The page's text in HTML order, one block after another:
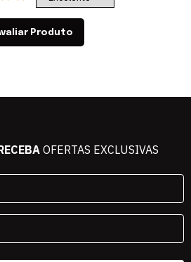
Produto
OFERTAS EXCLUSIVAS